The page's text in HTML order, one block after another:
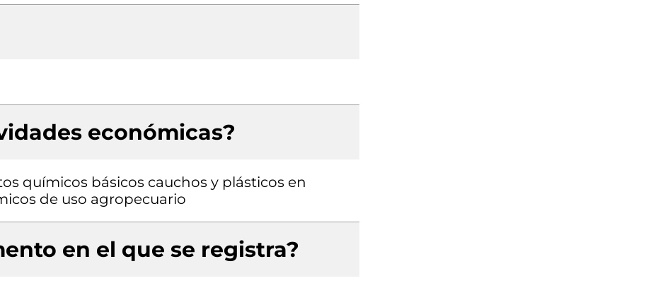
económicas?
químicos básicos cauchos y plásticos en
de uso agropecuario
en el que se registra?